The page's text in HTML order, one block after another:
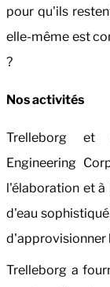
pour qu'ils
elle-même est
?
Nos activités
Trelleborg et
Engineering
l'élaboration et à
d'eau
d'approvisionner
Trelleborg a